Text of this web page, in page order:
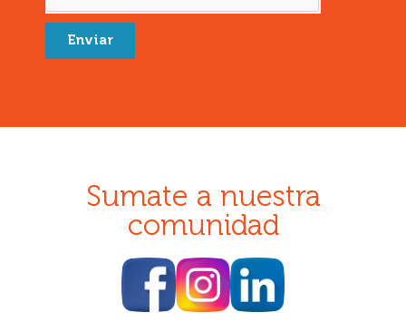
Enviar
Sumate a nuestra
comunidad